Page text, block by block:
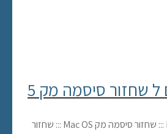
שחזור סיסמה מק Mac OS ::: שחזור סיסמה מק Mac OS ::: שחזור